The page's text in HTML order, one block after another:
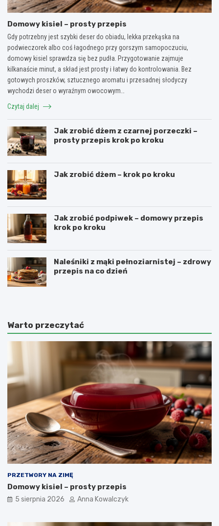
Domowy kisiel – prosty przepis
Gdy potrzebny jest szybki deser do obiadu, lekka przekąska na
podwieczorek albo coś łagodnego przy gorszym samopoczuciu,
domowy kisiel sprawdza się bez pudła. Przygotowanie zajmuje
kilkanaście minut, a skład jest prosty i łatwy do kontrolowania. Bez
gotowych proszków, sztucznego aromatu i przesadnej słodyczy
wychodzi deser o wyraźnym owocowym…
Czytaj dalej
Jak zrobić dżem z czarnej porzeczki –
prosty przepis krok po kroku
Jak zrobić dżem – krok po kroku
Jak zrobić podpiwek – domowy przepis
krok po kroku
Naleśniki z mąki pełnoziarnistej – zdrowy
przepis na co dzień
Warto przeczytać
PRZETWORY NA ZIMĘ
Domowy kisiel – prosty przepis
5 sierpnia 2026 Anna Kowalczyk